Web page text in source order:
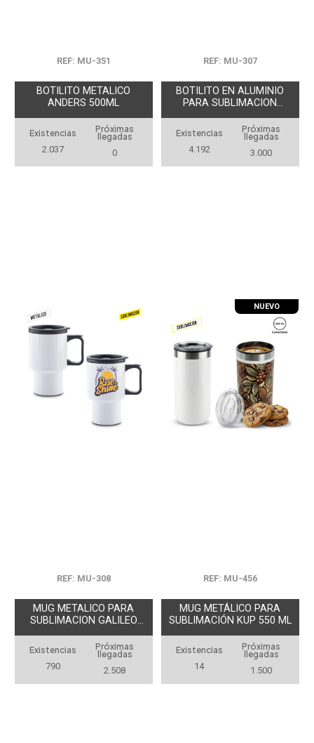
REF: MU-351
BOTILITO METALICO
ANDERS 500ML
Existencias
2.037
Próximas
llegadas
0
REF: MU-307
BOTILITO EN ALUMINIO
PARA SUBLIMACION
Existencias
4.192
Próximas
llegadas
3.000
REF: MU-308
MUG METALICO PARA
SUBLIMACION GALILEO
Existencias
790
Próximas
llegadas
2.508
NUEVO
REF: MU-456
MUG METÁLICO PARA
SUBLIMACIÓN KUP 550 ML
Existencias
14
Próximas
llegadas
1.500